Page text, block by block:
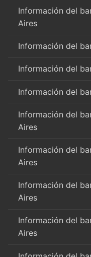
Información del
Aires
Información del
Información del
Información del
Información del
Aires
Información del
Aires
Información del
Aires
Información del
Aires